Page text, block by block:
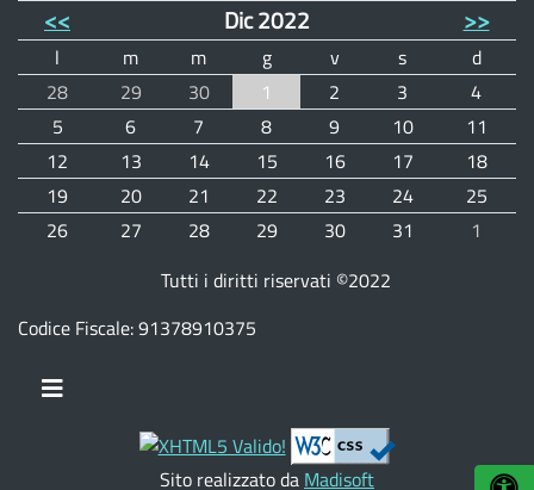
<< Dic 2022 >>
l m m g v s
d
28
29 30 1 2 3
4
5
6 7 8 9 10
11
12
13 14 15 16 17
18
19
20 21 22 23 24
25
26
27 28 29 30 31
1
Tutti i diritti riservati ©2022
Codice Fiscale: 91378910375
Sito realizzato da Madisoft